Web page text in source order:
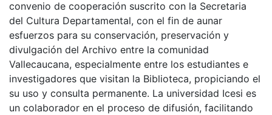
convenio de cooperación suscrito con la Secretaria
del Cultura Departamental, con el fin de aunar
esfuerzos para su conservación, preservación y
divulgación del Archivo entre la comunidad
Vallecaucana, especialmente entre los estudiantes e
investigadores que visitan la Biblioteca, propiciando el
su uso y consulta permanente. La universidad Icesi es
un colaborador en el proceso de difusión, facilitando